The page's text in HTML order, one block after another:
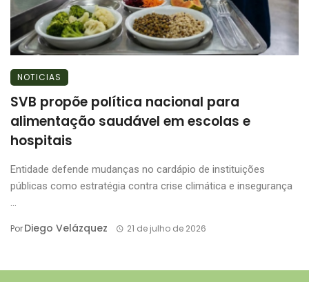
NOTICIAS
SVB propõe política nacional para
alimentação saudável em escolas e
hospitais
Entidade defende mudanças no cardápio de instituições
públicas como estratégia contra crise climática e insegurança
...
PorDiego Velázquez 21 de julho de 2026